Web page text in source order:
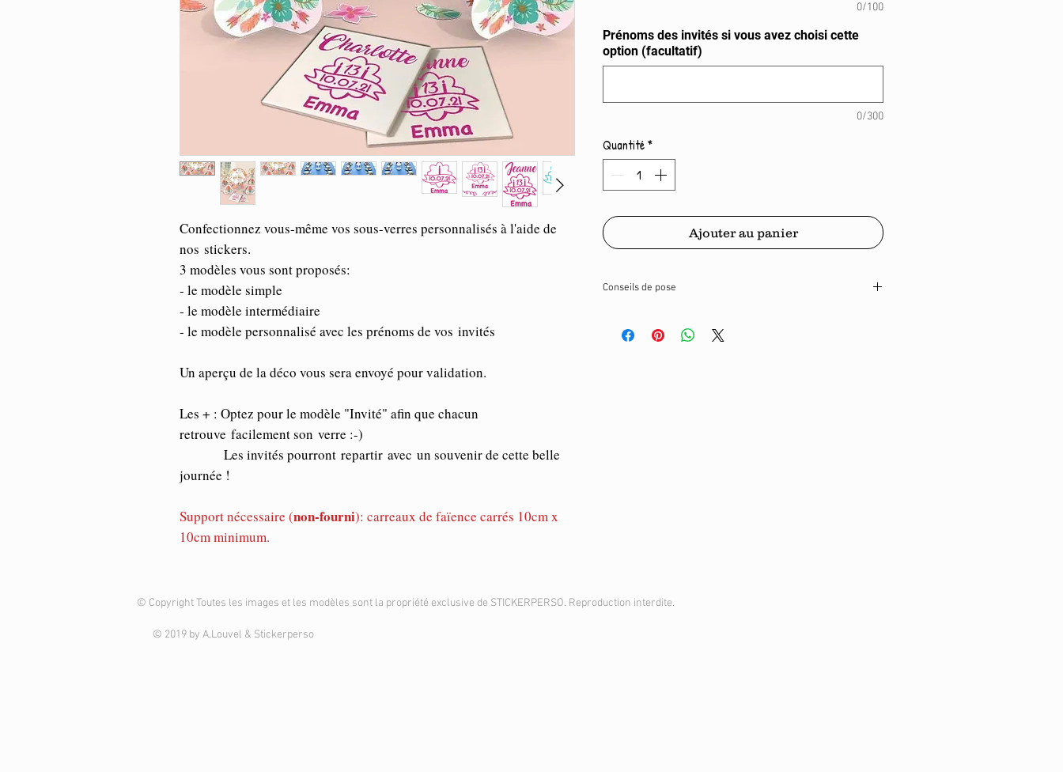
Confectionnez vous-même vos sous-verres personnalisés à l'aide de
nos stickers.
3 modèles vous sont proposés:
- le modèle simple
- le modèle intermédiaire
- le modèle personnalisé avec les prénoms de vos invités
Un aperçu de la déco vous sera envoyé pour validation.
Les + : Optez pour le modèle "Invité" afin que chacun
retrouve facilement son verre :-)
Les invités pourront repartir avec un souvenir de cette belle
journée !
Support nécessaire (non-fourni): carreaux de faïence carrés 10cm x
10cm minimum.
0/100
Prénoms des invités si vous avez choisi cette
option (facultatif)
0/300
Quantité*
Ajouter au panier
Conseils de pose
"de tranfert".
© Copyright Toutes les images et les modèles sont la propriété exclusive de STICKERPERSO. Reproduction interdite.
© 2019 by A.Louvel & Stickerperso